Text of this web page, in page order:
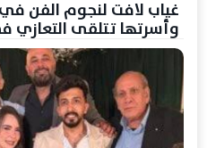
غياب لافت لنجوم الفن
وأسرتها تتلقى التعازي